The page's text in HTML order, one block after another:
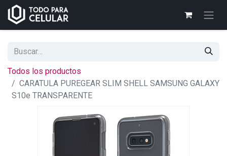
Todos los productos
CARATULA PUREGEAR SLIM SHELL SAMSUNG GALAXY
S10e TRANSPARENTE